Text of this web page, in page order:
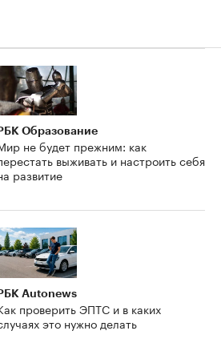
РБК Образование
не будет прежним: как
выживать и настроить себя
развитие
РБК Autonews
проверить ЭПТС и в каких
это нужно делать